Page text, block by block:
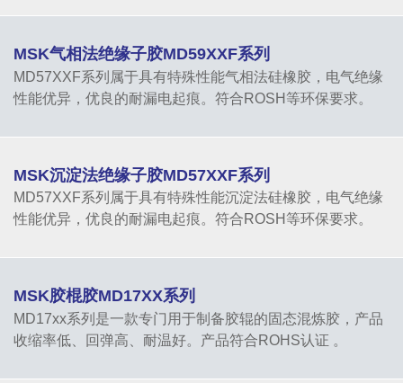
MSK气相法绝缘子胶MD59XXF系列
MD57XXF系列属于具有特殊性能气相法硅橡胶，电气绝缘
性能优异，优良的耐漏电起痕。符合ROSH等环保要求。
MSK沉淀法绝缘子胶MD57XXF系列
MD57XXF系列属于具有特殊性能沉淀法硅橡胶，电气绝缘
性能优异，优良的耐漏电起痕。符合ROSH等环保要求。
MSK胶棍胶MD17XX系列
MD17xx系列是一款专门用于制备胶辊的固态混炼胶，产品
收缩率低、回弹高、耐温好。产品符合ROHS认证 。